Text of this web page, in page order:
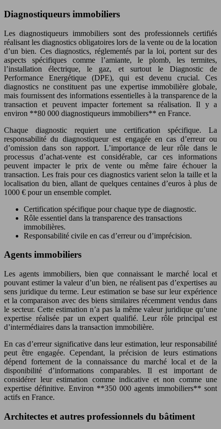
Diagnostiqueurs immobiliers
Les diagnostiqueurs immobiliers sont des professionnels certifiés
réalisant les diagnostics obligatoires lors de la vente ou de la location
d’un bien. Ces diagnostics, réglementés par la loi, portent sur des
aspects spécifiques comme l’amiante, le plomb, les termites,
l’installation électrique, le gaz, et surtout le Diagnostic de
Performance Energétique (DPE), qui est devenu crucial. Ces
diagnostics ne constituent pas une expertise immobilière globale,
mais fournissent des informations essentielles à la transparence de la
transaction et peuvent impacter fortement sa réalisation. Il y a
environ **80 000 diagnostiqueurs immobiliers** en France.
Chaque diagnostic requiert une certification spécifique. La
responsabilité du diagnostiqueur est engagée en cas d’erreur ou
d’omission dans son rapport. L’importance de leur rôle dans le
processus d’achat-vente est considérable, car ces informations
peuvent impacter le prix de vente ou même faire échouer la
transaction. Les frais pour ces diagnostics varient selon la taille et la
localisation du bien, allant de quelques centaines d’euros à plus de
1000 € pour un ensemble complet.
Certification spécifique pour chaque type de diagnostic.
Rôle essentiel dans la transparence des transactions
immobilières.
Responsabilité civile en cas d’erreur ou d’imprécision.
Agents immobiliers
Les agents immobiliers, bien que connaissant le marché local et
pouvant estimer la valeur d’un bien, ne réalisent pas d’expertises au
sens juridique du terme. Leur estimation se base sur leur expérience
et la comparaison avec des biens similaires récemment vendus dans
le secteur. Cette estimation n’a pas la même valeur juridique qu’une
expertise réalisée par un expert qualifié. Leur rôle principal est
d’intermédiaires dans la transaction immobilière.
En cas d’erreur significative dans leur estimation, leur responsabilité
peut être engagée. Cependant, la précision de leurs estimations
dépend fortement de la connaissance du marché local et de la
disponibilité d’informations comparables. Il est important de
considérer leur estimation comme indicative et non comme une
expertise définitive. Environ **350 000 agents immobiliers** sont
actifs en France.
Architectes et autres professionnels du bâtiment